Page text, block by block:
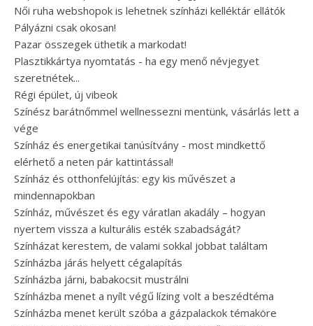
Női ruha webshopok is lehetnek színházi kelléktár ellátók
Pályázni csak okosan!
Pazar összegek üthetik a markodat!
Plasztikkártya nyomtatás - ha egy menő névjegyet
szeretnétek...
Régi épület, új vibeok
Színész barátnőmmel wellnessezni mentünk, vásárlás lett a
vége
Színház és energetikai tanúsítvány - most mindkettő
elérhető a neten pár kattintással!
Színház és otthonfelújítás: egy kis művészet a
mindennapokban
Színház, művészet és egy váratlan akadály – hogyan
nyertem vissza a kulturális esték szabadságát?
Színházat kerestem, de valami sokkal jobbat találtam
Színházba járás helyett cégalapítás
Színházba járni, babakocsit mustrálni
Színházba menet a nyílt végű lízing volt a beszédtéma
Színházba menet került szóba a gázpalackok témaköre